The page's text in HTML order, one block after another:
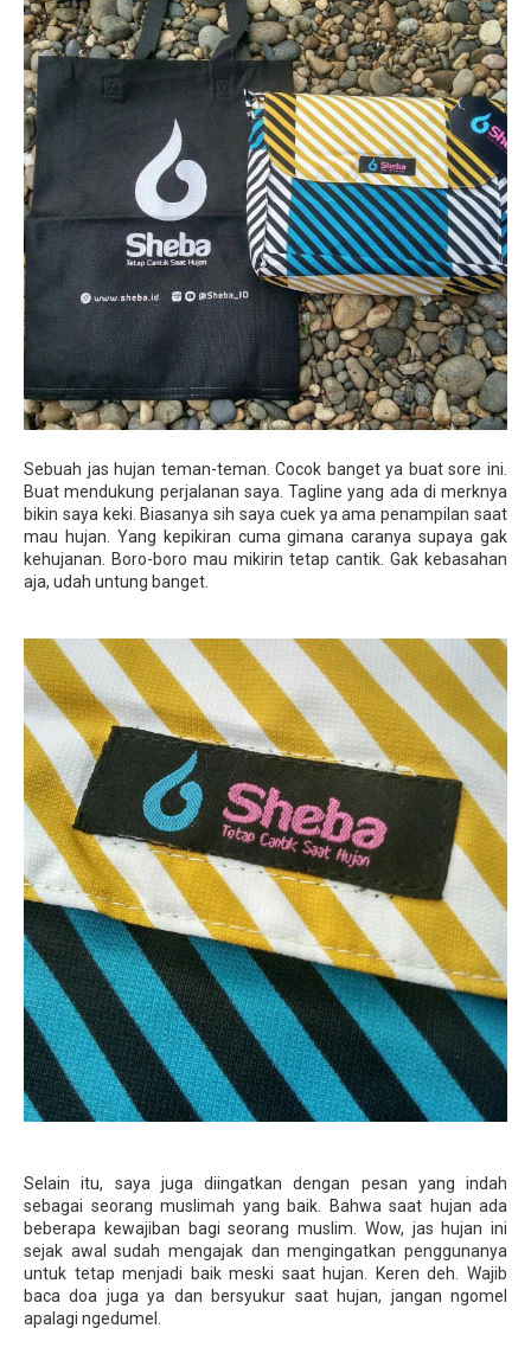
Sebuah jas hujan teman-teman. Cocok banget ya buat sore ini.
Buat mendukung perjalanan saya. Tagline yang ada di merknya
bikin saya keki. Biasanya sih saya cuek ya ama penampilan saat
mau hujan. Yang kepikiran cuma gimana caranya supaya gak
kehujanan. Boro-boro mau mikirin tetap cantik. Gak kebasahan
aja, udah untung banget.
Selain itu, saya juga diingatkan dengan pesan yang indah
sebagai seorang muslimah yang baik. Bahwa saat hujan ada
beberapa kewajiban bagi seorang muslim. Wow, jas hujan ini
sejak awal sudah mengajak dan mengingatkan penggunanya
untuk tetap menjadi baik meski saat hujan. Keren deh. Wajib
baca doa juga ya dan bersyukur saat hujan, jangan ngomel
apalagi ngedumel.